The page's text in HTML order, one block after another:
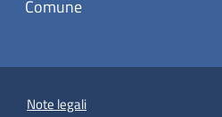
Comune
Note legali